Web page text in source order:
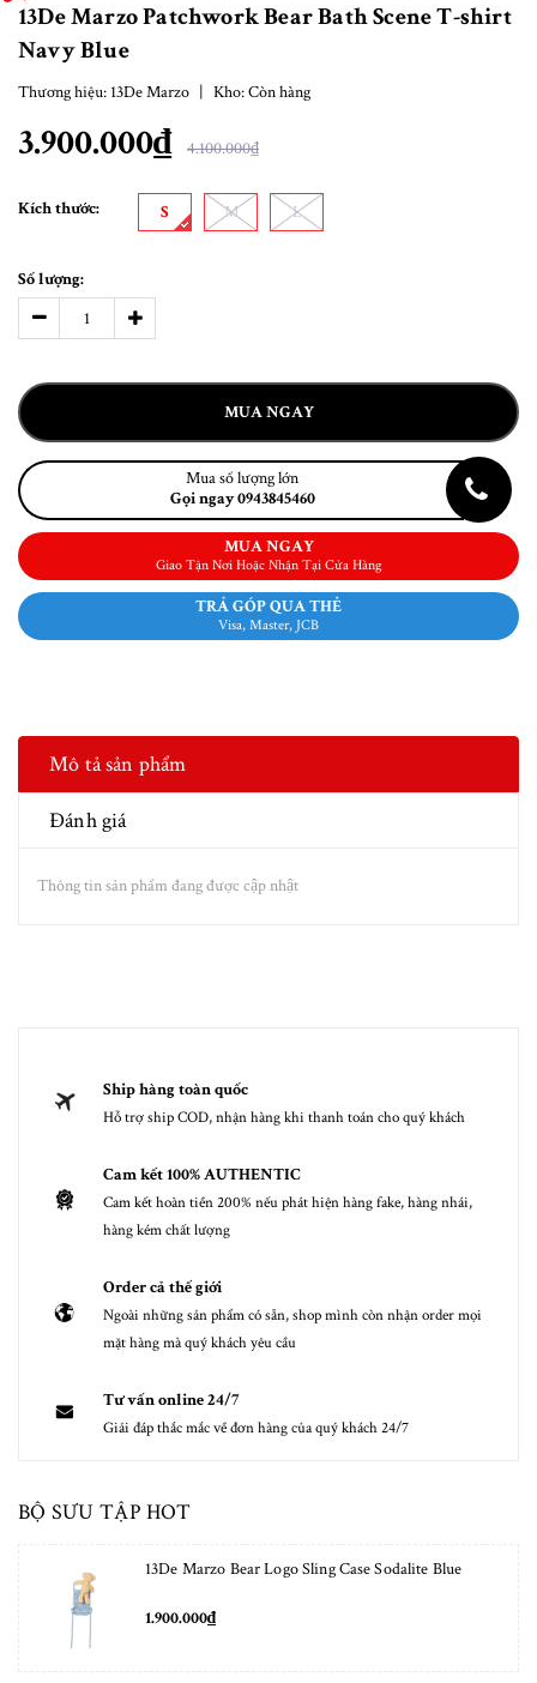
13De Marzo Patchwork Bear Bath Scene T-shirt
Navy Blue
Thương hiệu: 13De Marzo | Kho:Còn hàng
3.900.000₫ 4.100.000₫
Kích thước: S M L
Số lượng:
MUA NGAY
Mua số lượng lớn
Gọi ngay 0943845460
MUA NGAY
Giao Tận Nơi Hoặc Nhận Tại Cửa Hàng
TRẢ GÓP QUA THẺ
Visa, Master, JCB
Mô tả sản phẩm
Đánh giá
Thông tin sản phẩm đang được cập nhật
Ship hàng toàn quốc
Hỗ trợ ship COD, nhận hàng khi thanh toán cho quý khách
Cam kết 100% AUTHENTIC
Cam kết hoàn tiền 200% nếu phát hiện hàng fake, hàng nhái,
hàng kém chất lượng
Order cả thế giới
Ngoài những sản phẩm có sẵn, shop mình còn nhận order mọi
mặt hàng mà quý khách yêu cầu
Tư vấn online 24/7
Giải đáp thắc mắc về đơn hàng của quý khách 24/7
BỘ SƯU TẬP HOT
13De Marzo Bear Logo Sling Case Sodalite Blue
1.900.000₫